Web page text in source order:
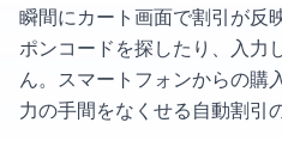
瞬間にカート画面で割引が反
ポンコードを探したり、入力
ん。スマートフォンからの購
力の手間をなくせる自動割引